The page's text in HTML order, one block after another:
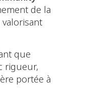
de la
valorisant
que
rigueur,
portée à